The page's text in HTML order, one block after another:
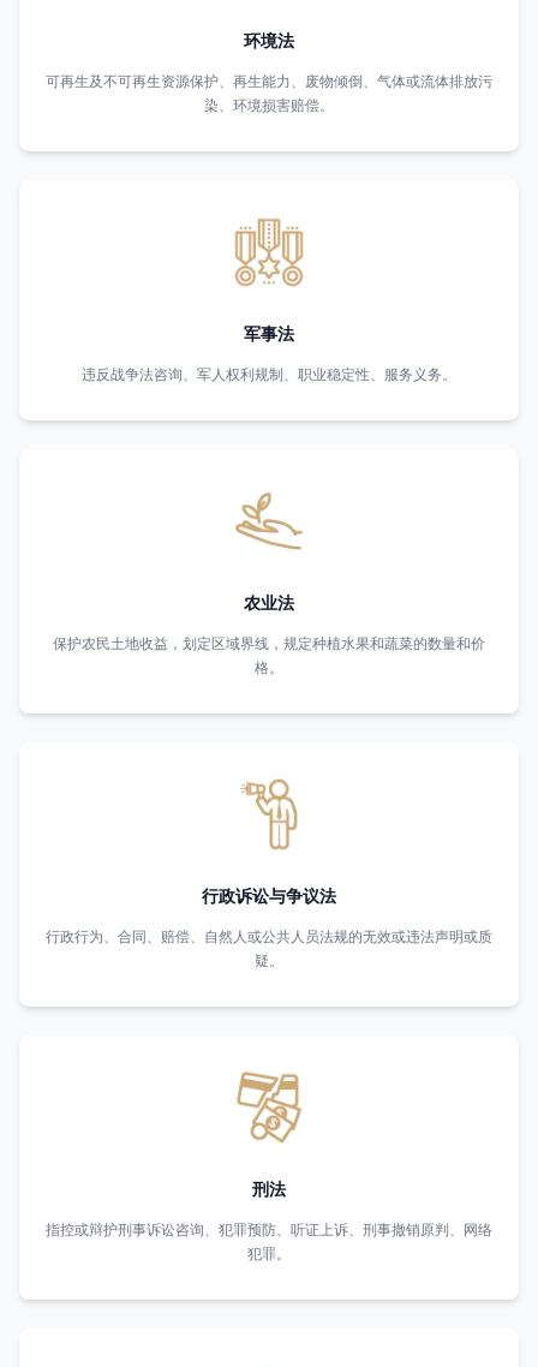
环境法
可再生及不可再生资源保护、再生能力、废物倾倒、气体或流体排放污
染、环境损害赔偿。
军事法
违反战争法咨询、军人权利规制、职业稳定性、服务义务。
农业法
保护农民土地收益，划定区域界线，规定种植水果和蔬菜的数量和价
格。
行政诉讼与争议法
行政行为、合同、赔偿、自然人或公共人员法规的无效或违法声明或质
疑。
刑法
指控或辩护刑事诉讼咨询、犯罪预防、听证上诉、刑事撤销原判、网络
犯罪。